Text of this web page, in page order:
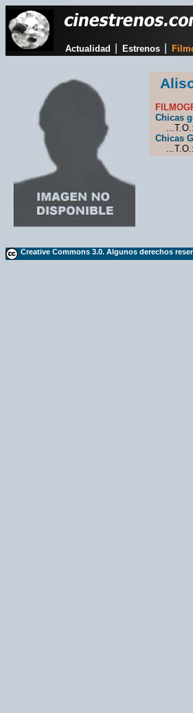
Actualidad Estrenos
Chicas
...T.O.:
Chicas
...T.O.:
Creative Commons 3.0. Algunos derechos